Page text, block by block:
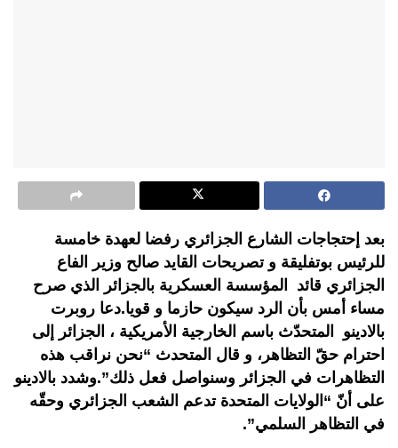
بعد إحتجاجات الشارع الجزائري رفضا لعهدة خامسة
للرئيس بوتفليقة و تصريحات القايد صالح وزير الفاع
الجزائري قائد المؤسسة العسكرية بالجزائر الذي صرح
مساء أمس بأن الرد سيكون حازما و قويا.دعا روبرت
بالادينو المتحدّث باسم الخارجية الأمريكية ، الجزائر إلى
احترام حقّ التظاهر، و قال المتحدث “نحن نراقب هذه
التظاهرات في الجزائر وسنواصل فعل ذلك”.وشدد بالادينو
على أنّ “الولايات المتحدة تدعم الشعب الجزائري وحقّه
في التظاهر السلمي”.